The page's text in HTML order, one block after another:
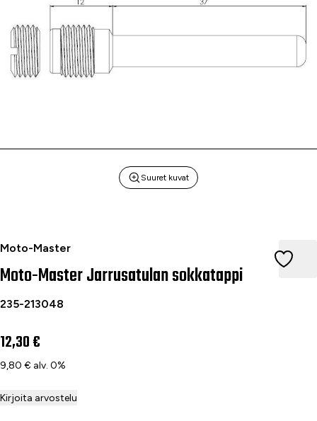
Suuret kuvat
Moto-Master
Moto-Master Jarrusatulan sokkatappi
Moto-Master Jarrusatulan sokkatappi
235-213048
12,30 €
9,80 € alv. 0%
Kirjoita arvostelu